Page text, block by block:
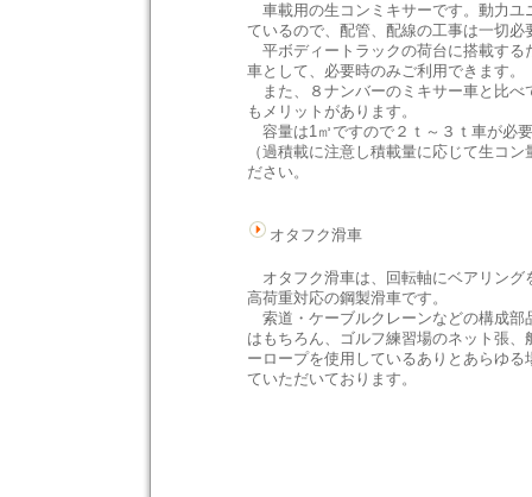
車載用の生コンミキサーです。動力ユ
ているので、配管、配線の工事は一切必
平ボディートラックの荷台に搭載する
車として、必要時のみご利用できます。
また、８ナンバーのミキサー車と比べ
もメリットがあります。
容量は1㎥ですので２ｔ～３ｔ車が必
（過積載に注意し積載量に応じて生コ
ださい。
オタフク滑車
オタフク滑車は、回転軸にベアリング
高荷重対応の鋼製滑車です。
索道・ケーブルクレーンなどの構成部
はもちろん、ゴルフ練習場のネット張、
ーロープを使用しているありとあらゆる
ていただいております。